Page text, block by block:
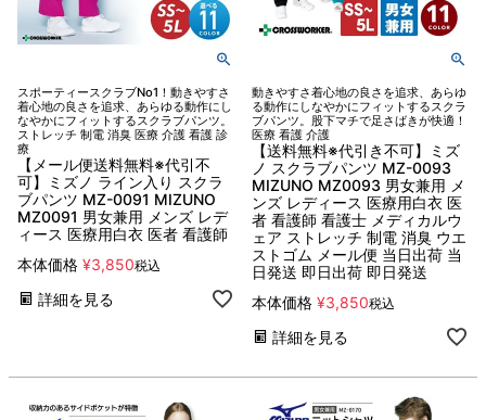
スポーティースクラブNo1！動きやすさ
着心地の良さを追求、あらゆる動作にし
なやかにフィットするスクラブパンツ。
ストレッチ 制電 消臭 医療 介護 看護 診
療
【メール便送料無料※代引不
可】ミズノ ライン入り スクラ
ブパンツ MZ-0091 MIZUNO
MZ0091 男女兼用 メンズ レデ
ィース 医療用白衣 医者 看護師
本体価格 ¥3,850税込
詳細を見る
動きやすさ着心地の良さを追求、あらゆ
る動作にしなやかにフィットするスクラ
ブパンツ。股下マチで足さばきが快適！
医療 看護 介護
【送料無料※代引き不可】ミズ
ノ スクラブパンツ MZ-0093
MIZUNO MZ0093 男女兼用 メ
ンズ レディース 医療用白衣 医
者 看護師 看護士 メディカルウ
ェア ストレッチ 制電 消臭 ウエ
ストゴム メール便 当日出荷 当
日発送 即日出荷 即日発送
本体価格 ¥3,850税込
詳細を見る